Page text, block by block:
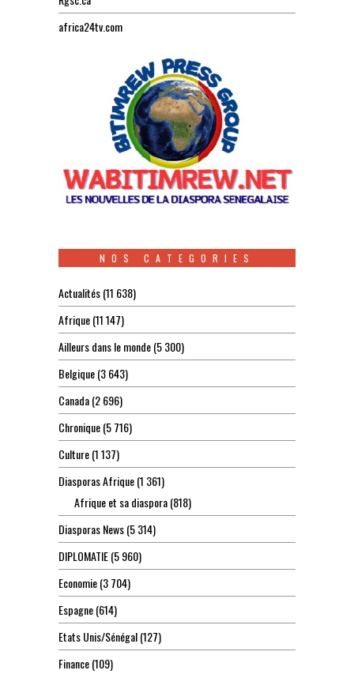
africa24tv.com
NOS CATEGORIES
Actualités(11 638)
Afrique(11 147)
Ailleurs dans le monde(5 300)
Belgique(3 643)
Canada(2 696)
Chronique(5 716)
Culture(1 137)
Diasporas Afrique(1 361)
Afrique et sa diaspora(818)
Diasporas News(5 314)
DIPLOMATIE(5 960)
Economie(3 704)
Espagne(614)
Etats Unis/Sénégal(127)
Finance(109)